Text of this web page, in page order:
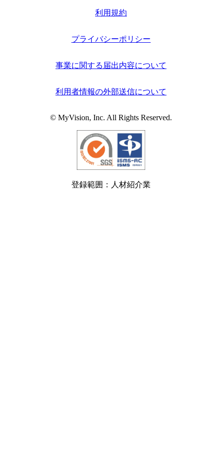
利用規約
プライバシーポリシー
事業に関する届出内容について
利用者情報の外部送信について
© MyVision, Inc. All Rights Reserved.
登録範囲：人材紹介業